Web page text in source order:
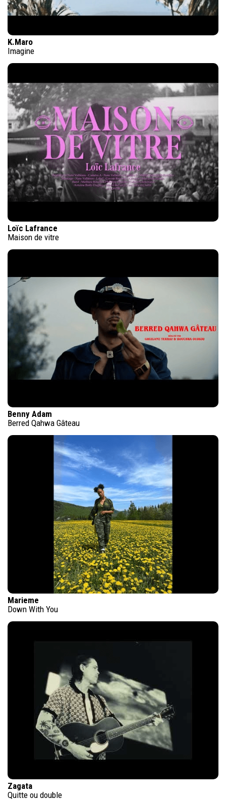
K.Maro
Imagine
Loïc Lafrance
Maison de vitre
Benny Adam
Berred Qahwa Gâteau
Marieme
Down With You
Zagata
Quitte ou double